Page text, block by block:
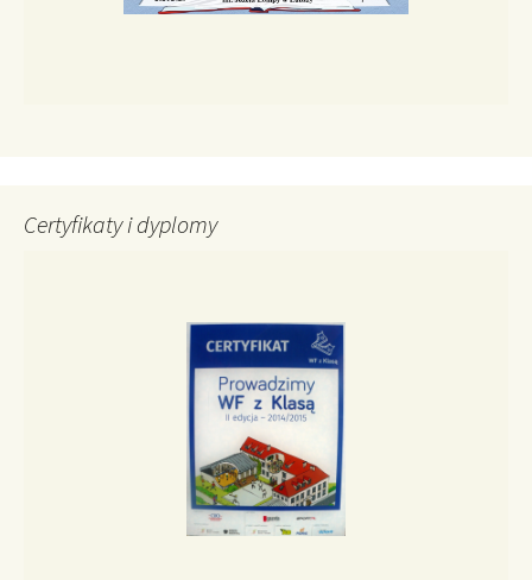
Certyfikaty i dyplomy